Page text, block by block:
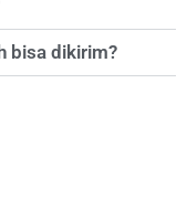
bisa dikirim?